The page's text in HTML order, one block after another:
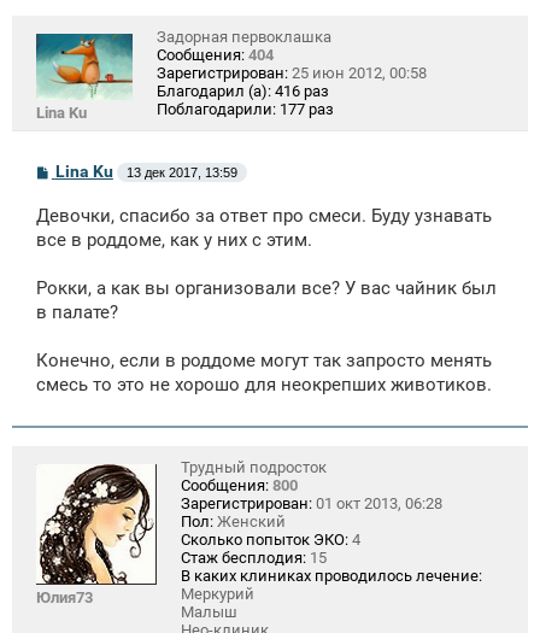
Lina Ku
Задорная первоклашка
Сообщения: 404
Зарегистрирован: 25 июн 2012, 00:58
Благодарил (а): 416 раз
Поблагодарили: 177 раз
С
б
щ
и
Lina Ku 13 дек 2017, 13:59
Девочки, спасибо за ответ про смеси. Буду узнавать
все в роддоме, как у них с этим.
Рокки, а как вы организовали все? У вас чайник был
в палате?
Конечно, если в роддоме могут так запросто менять
смесь то это не хорошо для неокрепших животиков.
Юлия73
Трудный подросток
Сообщения: 800
Зарегистрирован: 01 окт 2013, 06:28
Пол: Женский
Сколько попыток ЭКО: 4
Стаж бесплодия: 15
В каких клиниках проводилось лечение:
Меркурий
Малыш